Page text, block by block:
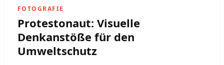
FOTOGRAFIE
Protestonaut: Visuelle
Denkanstöße für den
Umweltschutz